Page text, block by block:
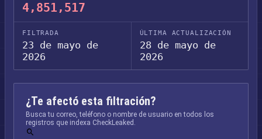
4,851,517
FILTRADA
23 de mayo de
2026
ÚLTIMA ACTUALIZACIÓN
28 de mayo de
2026
¿Te afectó esta filtración?
Busca tu correo, teléfono o nombre de usuario en todos los
registros que indexa CheckLeaked.